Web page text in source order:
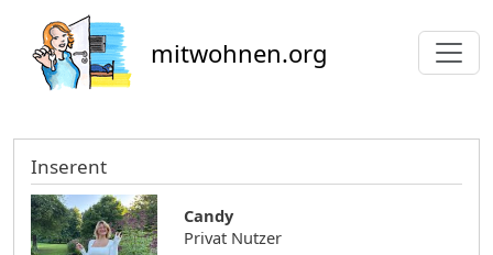
mitwohnen.org
Inserent
Candy
Privat Nutzer